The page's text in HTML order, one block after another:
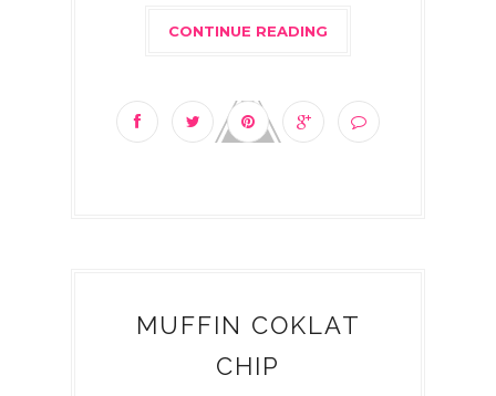
CONTINUE READING
MUFFIN COKLAT
CHIP